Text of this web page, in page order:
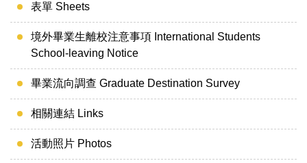
表單 Sheets
境外畢業生離校注意事項 International Students
School-leaving Notice
畢業流向調查 Graduate Destination Survey
相關連結 Links
活動照片 Photos